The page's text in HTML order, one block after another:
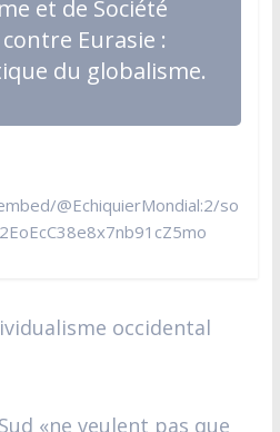
et de Société
Eurasie :
du globalisme.
@EchiquierMondial:2/so
occidental
«ne veulent pas que